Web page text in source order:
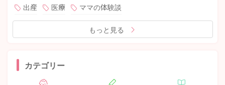
出産
医療 ママの体験談
もっと見る
カテゴリー